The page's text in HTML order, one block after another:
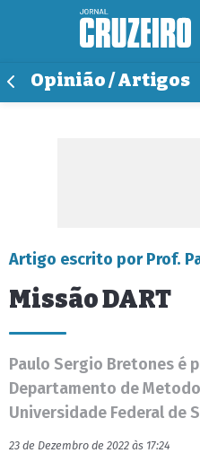
Opinião / Artigos
Artigo escrito por Prof.
Missão DART
Paulo Sergio Bretones é
Departamento de
Universidade Federal de
23 de Dezembro de 2022 às 17:24